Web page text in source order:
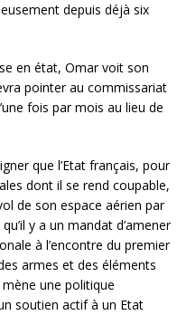
depuis déjà six
en état, Omar voit son
pointer au commissariat
fois par mois au lieu de
que l’Etat français, pour
dont il se rend coupable,
de son espace aérien par
y a un mandat d’amener
à l’encontre du premier
armes et des éléments
une politique
soutien actif à un Etat